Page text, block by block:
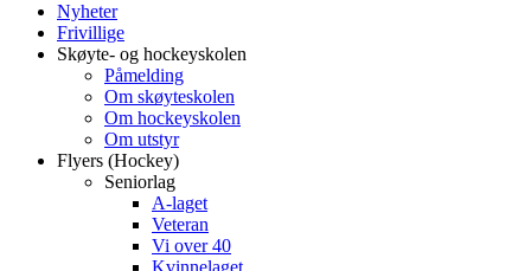
Nyheter
Frivillige
Skøyte- og hockeyskolen
Påmelding
Om skøyteskolen
Om hockeyskolen
Om utstyr
Flyers (Hockey)
Seniorlag
A-laget
Veteran
Vi over 40
Kvinnelaget